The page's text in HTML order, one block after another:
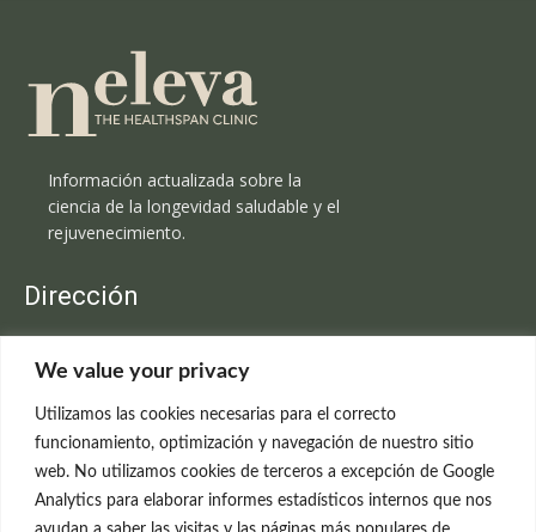
We value your privacy
Utilizamos las cookies necesarias para el correcto
funcionamiento, optimización y navegación de nuestro sitio
web. No utilizamos cookies de terceros a excepción de Google
Analytics para elaborar informes estadísticos internos que nos
Información actualizada sobre la
ciencia de la longevidad saludable y el
rejuvenecimiento.
Dirección
C/Claudio Coello, 19 - 1º
699 595 619
rejuvenecimiento@clinicaneleva.com